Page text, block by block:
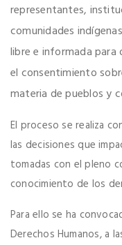
representantes,
comunidades
libre e informada
el consentimiento
materia de pueblos y
El proceso se realiza
las decisiones que
tomadas con el pleno
conocimiento de los
Para ello se ha
Derechos Humanos, a